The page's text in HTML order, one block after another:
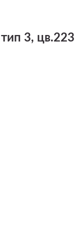
3, цв.223